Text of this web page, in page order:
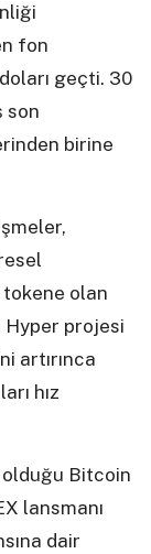
fon
geçti. 30
son
birine
olan
Hyper projesi
artırınca
hız
olduğu Bitcoin
lansmanı
dair